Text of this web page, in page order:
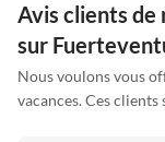
Avis clients de
sur
Nous voulons vous
vacances. Ces